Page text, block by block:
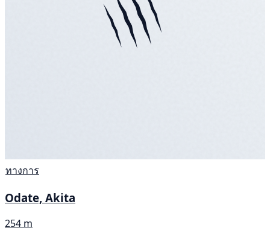
ทางการ
Odate, Akita
254 m